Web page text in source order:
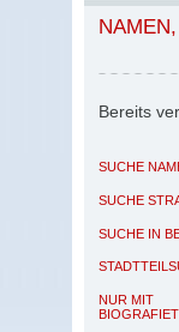
Bereits
SUCHE
SUCHE
SUCHE IN
NUR MIT